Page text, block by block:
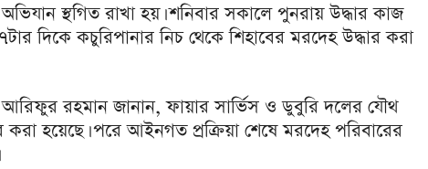
স্থগিত রাখা হয়। শনিবার সকালে পুনরায় উদ্ধার কাজ
দিকে কচুরিপানার নিচ থেকে শিহাবের মরদেহ উদ্ধার করা
রহমান জানান, ফায়ার সার্ভিস ও ডুবুরি দলের যৌথ
করা হয়েছে। পরে আইনগত প্রক্রিয়া শেষে মরদেহ পরিবারের